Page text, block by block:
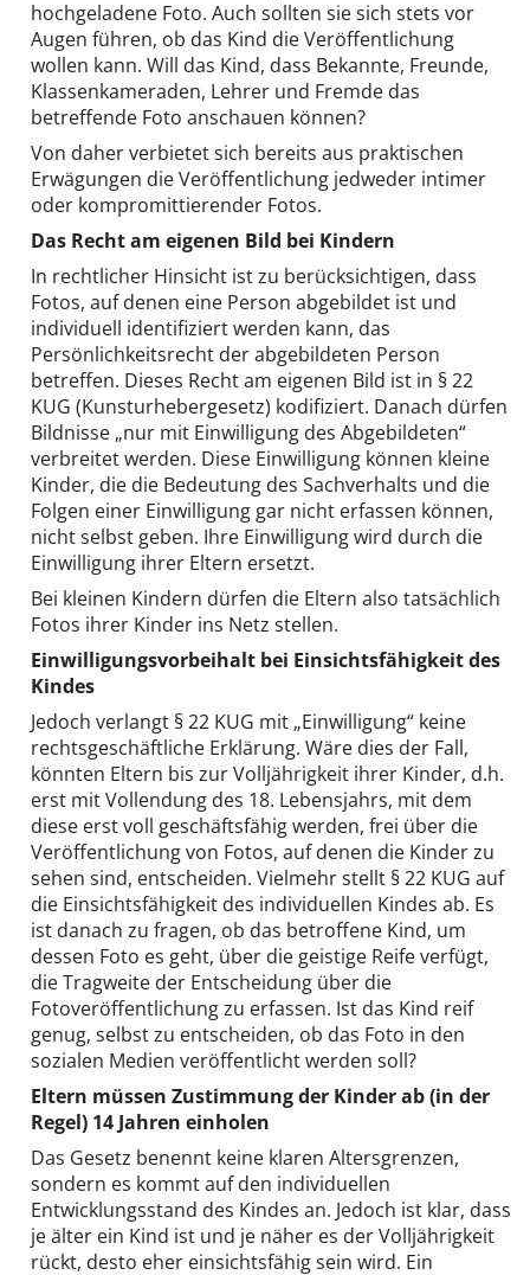
hochgeladene Foto. Auch sollten sie sich stets vor
Augen führen, ob das Kind die Veröffentlichung
wollen kann. Will das Kind, dass Bekannte, Freunde,
Klassenkameraden, Lehrer und Fremde das
betreffende Foto anschauen können?
Von daher verbietet sich bereits aus praktischen
Erwägungen die Veröffentlichung jedweder intimer
oder kompromittierender Fotos.
Das Recht am eigenen Bild bei Kindern
In rechtlicher Hinsicht ist zu berücksichtigen, dass
Fotos, auf denen eine Person abgebildet ist und
individuell identifiziert werden kann, das
Persönlichkeitsrecht der abgebildeten Person
betreffen. Dieses Recht am eigenen Bild ist in § 22
KUG (Kunsturhebergesetz) kodifiziert. Danach dürfen
Bildnisse „nur mit Einwilligung des Abgebildeten“
verbreitet werden. Diese Einwilligung können kleine
Kinder, die die Bedeutung des Sachverhalts und die
Folgen einer Einwilligung gar nicht erfassen können,
nicht selbst geben. Ihre Einwilligung wird durch die
Einwilligung ihrer Eltern ersetzt.
Bei kleinen Kindern dürfen die Eltern also tatsächlich
Fotos ihrer Kinder ins Netz stellen.
Einwilligungsvorbeihalt bei Einsichtsfähigkeit des
Kindes
Jedoch verlangt § 22 KUG mit „Einwilligung“ keine
rechtsgeschäftliche Erklärung. Wäre dies der Fall,
könnten Eltern bis zur Volljährigkeit ihrer Kinder, d.h.
erst mit Vollendung des 18. Lebensjahrs, mit dem
diese erst voll geschäftsfähig werden, frei über die
Veröffentlichung von Fotos, auf denen die Kinder zu
sehen sind, entscheiden. Vielmehr stellt § 22 KUG auf
die Einsichtsfähigkeit des individuellen Kindes ab. Es
ist danach zu fragen, ob das betroffene Kind, um
dessen Foto es geht, über die geistige Reife verfügt,
die Tragweite der Entscheidung über die
Fotoveröffentlichung zu erfassen. Ist das Kind reif
genug, selbst zu entscheiden, ob das Foto in den
sozialen Medien veröffentlicht werden soll?
Eltern müssen Zustimmung der Kinder ab (in der
Regel) 14 Jahren einholen
Das Gesetz benennt keine klaren Altersgrenzen,
sondern es kommt auf den individuellen
Entwicklungsstand des Kindes an. Jedoch ist klar, dass
je älter ein Kind ist und je näher es der Volljährigkeit
rückt, desto eher einsichtsfähig sein wird. Ein